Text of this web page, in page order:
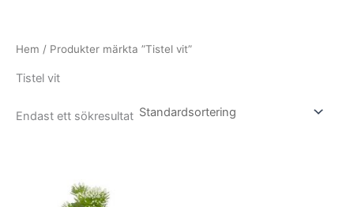
Hem / Produkter märkta ”Tistel vit”
Tistel vit
Endast ett sökresultat